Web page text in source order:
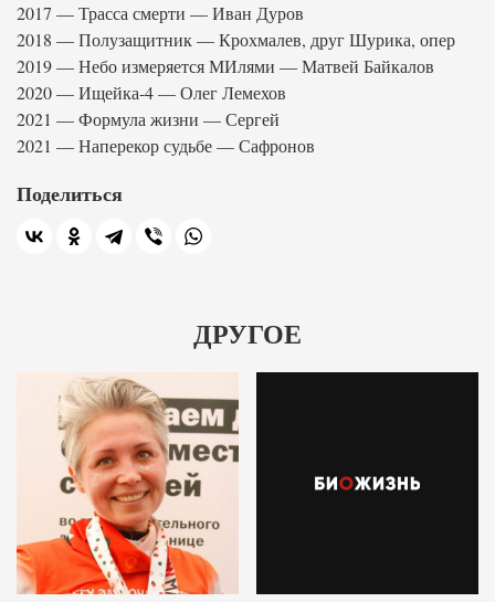
2017 — Трасса смерти — Иван Дуров
2018 — Полузащитник — Крохмалев, друг Шурика, опер
2019 — Небо измеряется МИлями — Матвей Байкалов
2020 — Ищейка-4 — Олег Лемехов
2021 — Формула жизни — Сергей
2021 — Наперекор судьбе — Сафронов
Поделиться
ДРУГОЕ